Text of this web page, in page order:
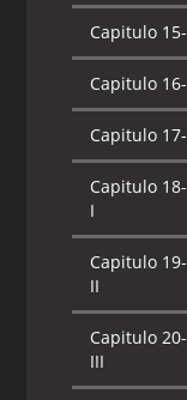
Capitulo 15-
Capitulo 16-
Capitulo 17-
Capitulo 18-
I
Capitulo 19-
II
Capitulo 20-
III